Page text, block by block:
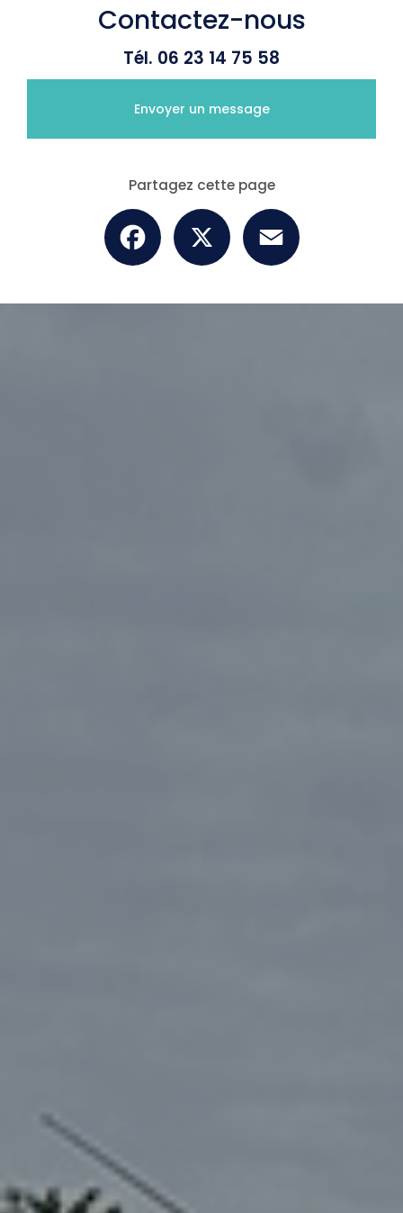
Contactez-nous
Tél. 06 23 14 75 58
Envoyer un message
Partagez cette page
Facebook